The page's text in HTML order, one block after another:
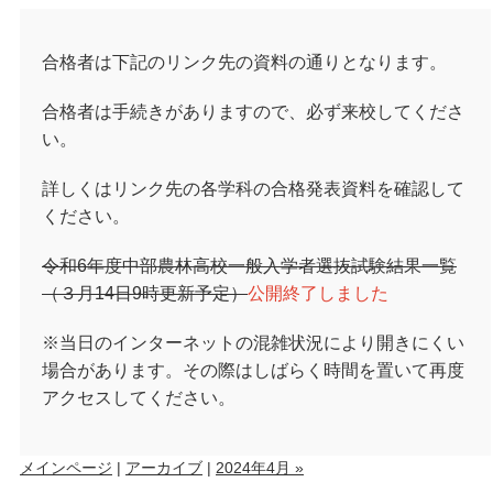
合格者は下記のリンク先の資料の通りとなります。
合格者は手続きがありますので、必ず来校してくださ
い。
詳しくはリンク先の各学科の合格発表資料を確認して
ください。
令和6年度中部農林高校一般入学者選抜試験結果一覧
（３月14日9時更新予定）公開終了しました
※当日のインターネットの混雑状況により開きにくい
場合があります。その際はしばらく時間を置いて再度
アクセスしてください。
メインページ | アーカイブ | 2024年4月 »